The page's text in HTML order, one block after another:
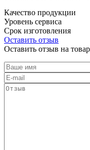
Качество продукции
Уровень сервиса
Срок изготовления
Оставить отзыв
Оставить отзыв на